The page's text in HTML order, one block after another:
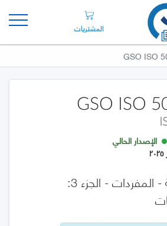
المشتريات
GSO ISO
GSO ISO
الإصدار الحالي
الشاحنات الصناعية - المفردات - الجزء 3: